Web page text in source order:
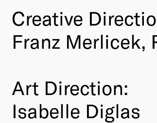
Creative
Franz Merlicek,
Art Direction:
Isabelle Diglas